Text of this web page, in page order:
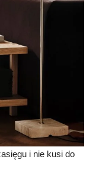
i nie kusi do